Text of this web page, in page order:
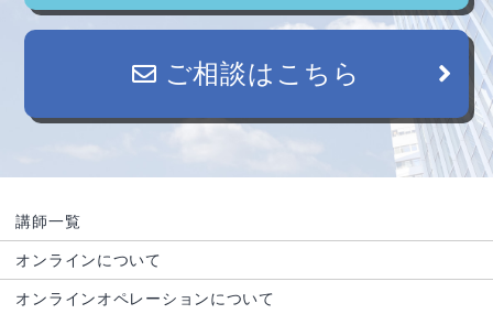
ご相談はこちら
講師一覧
オンラインについて
オンラインオペレーションについて